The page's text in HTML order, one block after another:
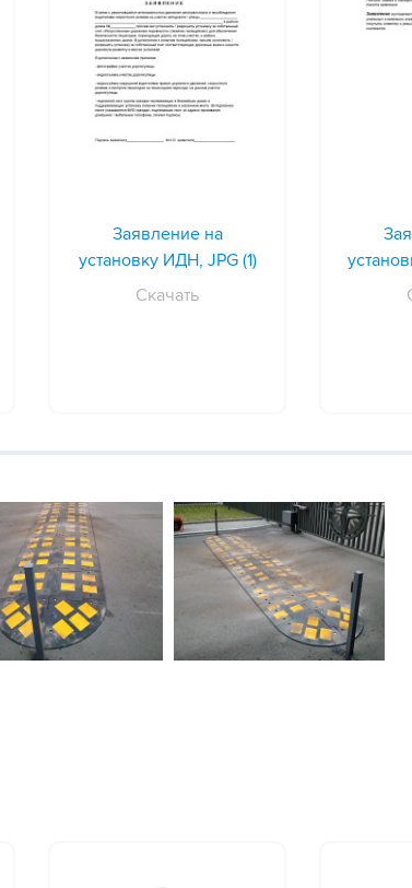
Заявление на
установку ИДН, JPG (1)
Скачать